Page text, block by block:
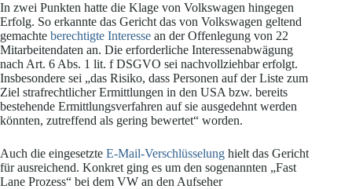
In zwei Punkten hatte die Klage von Volkswagen hingegen
Erfolg. So erkannte das Gericht das von Volkswagen geltend
gemachte berechtigte Interesse an der Offenlegung von 22
Mitarbeitendaten an. Die erforderliche Interessenabwägung
nach Art. 6 Abs. 1 lit. f DSGVO sei nachvollziehbar erfolgt.
Insbesondere sei „das Risiko, dass Personen auf der Liste zum
Ziel strafrechtlicher Ermittlungen in den USA bzw. bereits
bestehende Ermittlungsverfahren auf sie ausgedehnt werden
könnten, zutreffend als gering bewertet“ worden.
Auch die eingesetzte E-Mail-Verschlüsselung hielt das Gericht
für ausreichend. Konkret ging es um den sogenannten „Fast
Lane Prozess“ bei dem VW an den Aufseher